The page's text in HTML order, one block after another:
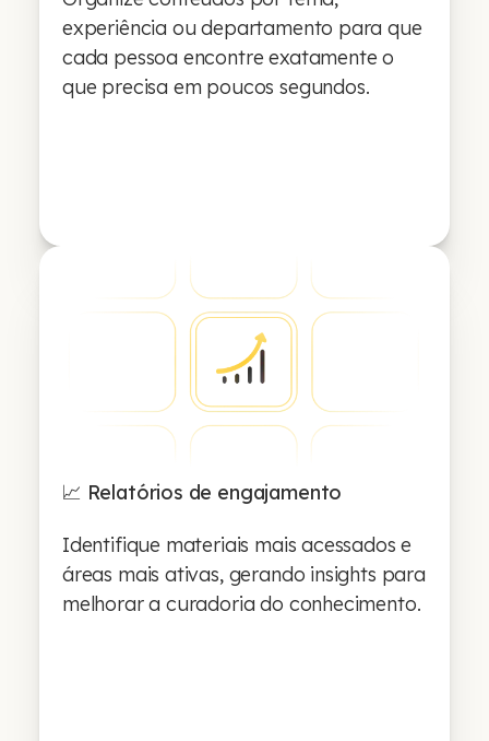
experiência ou departamento para que
cada pessoa encontre exatamente o
que precisa em poucos segundos.
📈 Relatórios de engajamento
Identifique materiais mais acessados e
áreas mais ativas, gerando insights para
melhorar a curadoria do conhecimento.